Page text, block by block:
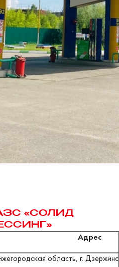
«СОЛИД
Адрес
область, г.